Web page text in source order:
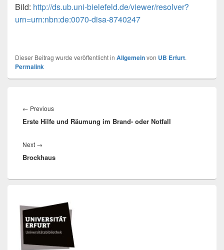
Bild: http://ds.ub.uni-bielefeld.de/viewer/resolver?
urn=urn:nbn:de:0070-disa-8740247
Dieser Beitrag wurde veröffentlicht in Allgemeinvon UB Erfurt.
Permalink
← PreviousPrevious
post:
Erste Hilfe und Räumung im Brand- oder Notfall
Next →
post:
Brockhaus
Widget-
Bereich